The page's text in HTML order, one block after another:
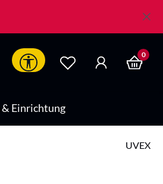
Werkzeugleiste anzeigen
0
Einrichtung
UVEX